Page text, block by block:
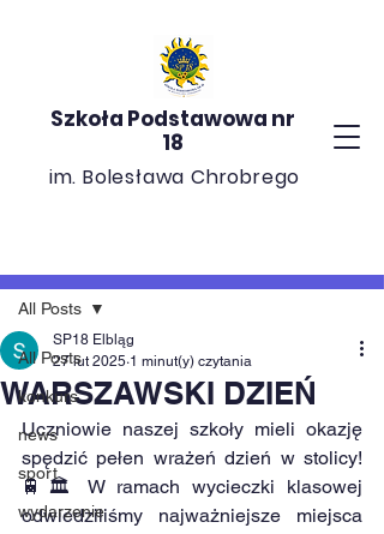
Szkoła Podstawowa nr
18
im. Bolesława Chrobrego
All Posts
konkurs
news
sport
wydarzenie
All Posts
WARSZAWSKI DZIEŃ
SP18 Elbląg
27 lut 2025 1 minut(y) czytania
Uczniowie naszej szkoły mieli okazję
spędzić pełen wrażeń dzień w stolicy!
🚆🏛️ W ramach wycieczki klasowej
odwiedziliśmy najważniejsze miejsca